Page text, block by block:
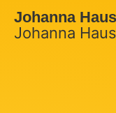
Johanna
Johanna